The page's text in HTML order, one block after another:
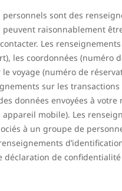
personnels sont des
raisonnablement
Les
les coordonnées (numéro
voyage (numéro de
sur les
données envoyées à
appareil mobile). Les
à un groupe de
déclaration de